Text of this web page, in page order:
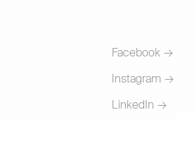
Facebook
Instagram
LinkedIn